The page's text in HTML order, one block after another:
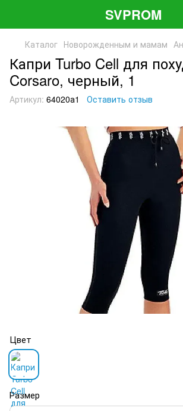
SVPROM
Каталог Новорожденным и мамам
Капри Turbo Cell для
Corsaro, черный, 1
Артикул: 64020а1 Оставить отзыв
Цвет
Размер